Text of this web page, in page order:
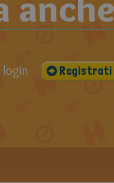
Registrati